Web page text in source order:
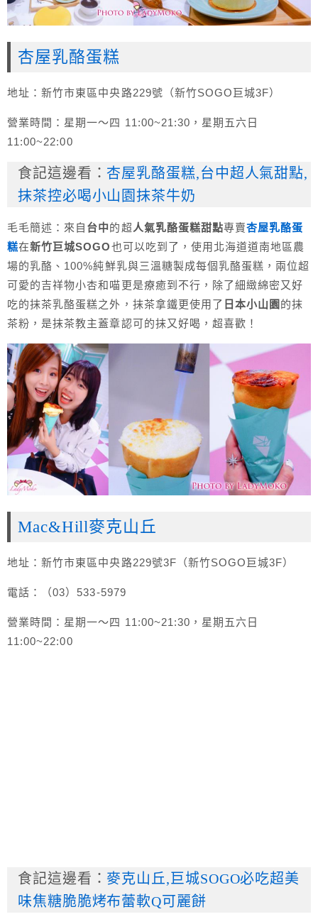
杏屋乳酪蛋糕
地址：新竹市東區中央路229號（新竹SOGO巨城3F）
營業時間：星期一～四 11:00~21:30，星期五六日
11:00~22:00
食記這邊看： 杏屋乳酪蛋糕,台中超人氣甜點,
抹茶控必喝小山園抹茶牛奶
毛毛簡述：來自 台中的超 人氣乳酪蛋糕甜點專賣杏屋乳酪蛋
糕在新竹巨城SOGO也可以吃到了，使用北海道道南地區農
場的乳酪、100%純鮮乳與三溫糖製成每個乳酪蛋糕，兩位超
可愛的吉祥物小杏和喵更是療癒到不行，除了細緻綿密又好
吃的抹茶乳酪蛋糕之外，抹茶拿鐵更使用了 日本小山園 的抹
茶粉，是抹茶教主蓋章認可的抹又好喝，超喜歡！
Mac&Hill麥克山丘
地址：新竹市東區中央路229號3F（新竹SOGO巨城3F）
電話：（03）533-5979
營業時間：星期一～四 11:00~21:30，星期五六日
11:00~22:00
食記這邊看： 麥克山丘,巨城SOGO必吃超美
味焦糖脆脆烤布蕾軟Q可麗餅